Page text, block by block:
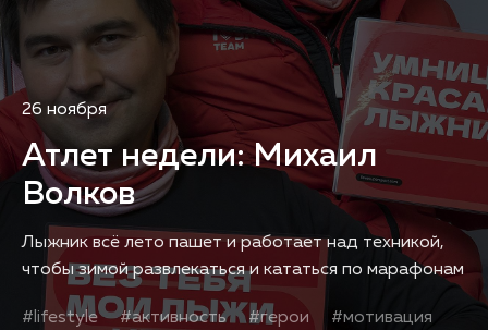
26 ноября
Атлет недели: Михаил
Волков
Лыжник всё лето пашет и работает над техникой,
чтобы зимой развлекаться и кататься по марафонам
# lifestyle #активность #герои #мотивация